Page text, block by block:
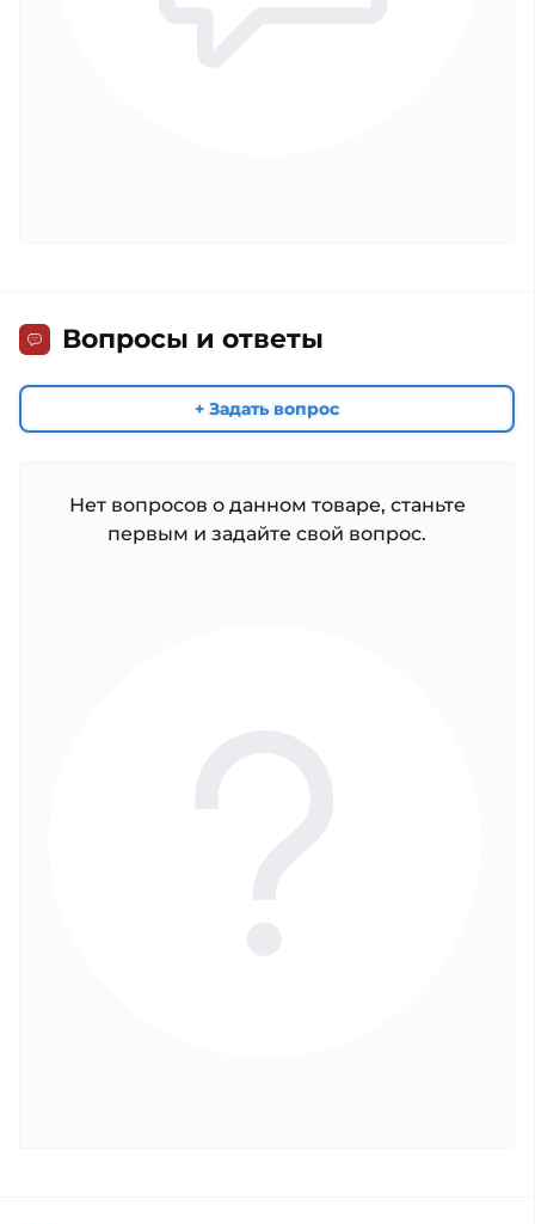
Вопросы и ответы
+ Задать вопрос
Нет вопросов о данном товаре, станьте
первым и задайте свой вопрос.